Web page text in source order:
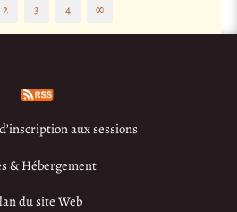
2 3 4 ∞
aux sessions
& Hébergement
du site Web